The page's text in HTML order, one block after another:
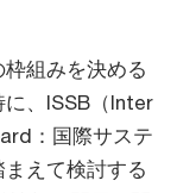
組みを決める
、ISSB（Inter
：国際サステ
えて検討する